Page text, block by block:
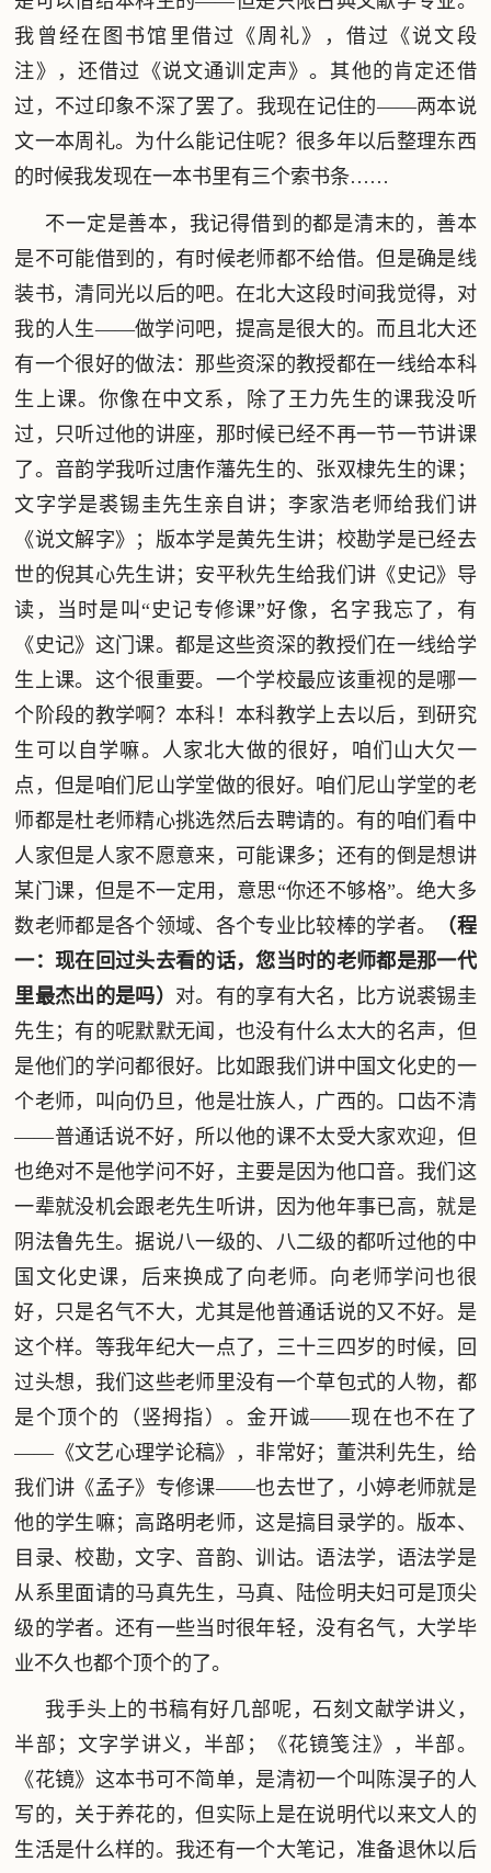
我曾经在图书馆里借过《周礼》，借过《说文段
注》，还借过《说文通训定声》。其他的肯定还借
过，不过印象不深了罢了。我现在记住的——两本说
文一本周礼。为什么能记住呢？很多年以后整理东西
的时候我发现在一本书里有三个索书条……
不一定是善本，我记得借到的都是清末的，善本
是不可能借到的，有时候老师都不给借。但是确是线
装书，清同光以后的吧。在北大这段时间我觉得，对
我的人生——做学问吧，提高是很大的。而且北大还
有一个很好的做法：那些资深的教授都在一线给本科
生上课。你像在中文系，除了王力先生的课我没听
过，只听过他的讲座，那时候已经不再一节一节讲课
了。音韵学我听过唐作藩先生的、张双棣先生的课；
文字学是裘锡圭先生亲自讲；李家浩老师给我们讲
《说文解字》；版本学是黄先生讲；校勘学是已经去
世的倪其心先生讲；安平秋先生给我们讲《史记》导
读，当时是叫“史记专修课”好像，名字我忘了，有
《史记》这门课。都是这些资深的教授们在一线给学
生上课。这个很重要。一个学校最应该重视的是哪一
个阶段的教学啊？本科！本科教学上去以后，到研究
生可以自学嘛。人家北大做的很好，咱们山大欠一
点，但是咱们尼山学堂做的很好。咱们尼山学堂的老
师都是杜老师精心挑选然后去聘请的。有的咱们看中
人家但是人家不愿意来，可能课多；还有的倒是想讲
某门课，但是不一定用，意思“你还不够格”。绝大多
数老师都是各个领域、各个专业比较棒的学者。
（程
一：现在回过头去看的话，您当时的老师都是那一代
里最杰出的是吗） 对。有的享有大名，比方说裘锡圭
先生；有的呢默默无闻，也没有什么太大的名声，但
是他们的学问都很好。比如跟我们讲中国文化史的一
个老师，叫向仍旦，他是壮族人，广西的。口齿不清
——普通话说不好，所以他的课不太受大家欢迎，但
也绝对不是他学问不好，主要是因为他口音。我们这
一辈就没机会跟老先生听讲，因为他年事已高，就是
阴法鲁先生。据说八一级的、八二级的都听过他的中
国文化史课，后来换成了向老师。向老师学问也很
好，只是名气不大，尤其是他普通话说的又不好。是
这个样。等我年纪大一点了，三十三四岁的时候，回
过头想，我们这些老师里没有一个草包式的人物，都
是个顶个的（竖拇指）。金开诚——现在也不在了
——《文艺心理学论稿》，非常好；董洪利先生，给
我们讲《孟子》专修课——也去世了，小婷老师就是
他的学生嘛；高路明老师，这是搞目录学的。版本、
目录、校勘，文字、音韵、训诂。语法学，语法学是
从系里面请的马真先生，马真、陆俭明夫妇可是顶尖
级的学者。还有一些当时很年轻，没有名气，大学毕
业不久也都个顶个的了。
我手头上的书稿有好几部呢，石刻文献学讲义，
半部；文字学讲义，半部；《花镜笺注》，半部。
《花镜》这本书可不简单，是清初一个叫陈淏子的人
写的，关于养花的，但实际上是在说明代以来文人的
生活是什么样的。我还有一个大笔记，准备退休以后